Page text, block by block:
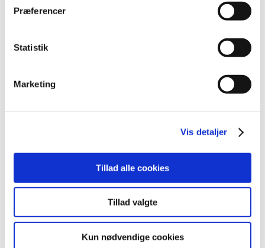
Præferencer
Statistik
Marketing
Vis detaljer
Tillad alle cookies
Tillad valgte
Kun nødvendige cookies
juli (4)
april (7)
februar (2)
2020 (49)
2018 (40)
2016 (30)